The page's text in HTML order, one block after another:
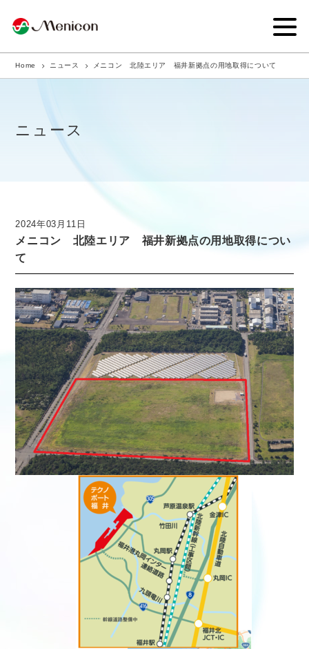
企業情報
商品サイト
ニュース
採用情報
医療従事者向け情報 GLOBAL
Home ニュース メニコン 北陸エリア 福井新拠点の用地取得について
ニュース
2024年03月11日
メニコン 北陸エリア 福井新拠点の用地取得につい
て